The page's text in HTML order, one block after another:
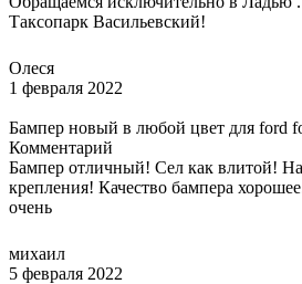
Таксопарк Васильевский!
Олеся
1 февраля 2022
Бампер новый в любой цвет для ford
Комментарий
Бампер отличный! Сел как влитой! На
крепления! Качество бампера
очень
михаил
5 февраля 2022